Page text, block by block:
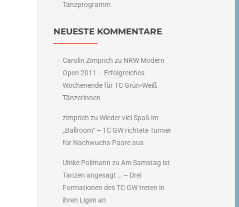
Tanzprogramm
NEUESTE KOMMENTARE
Carolin Zimprich zu NRW Modern
Open 2011 – Erfolgreiches
Wochenende für TC Grün-Weiß
Tänzerinnen
zimprich zu Wieder viel Spaß im
„Ballroom“ – TC GW richtete Turnier
für Nachwuchs-Paare aus
Ulrike Pollmann zu Am Samstag ist
Tanzen angesagt … – Drei
Formationen des TC GW treten in
ihren Ligen an